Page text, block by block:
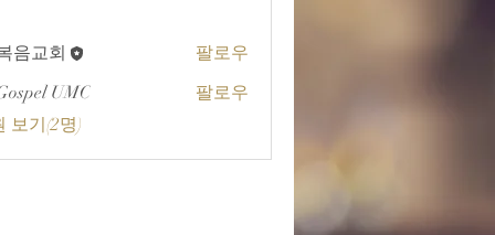
회
음교회
팔로우
UMC
팔로우
보기(2명)